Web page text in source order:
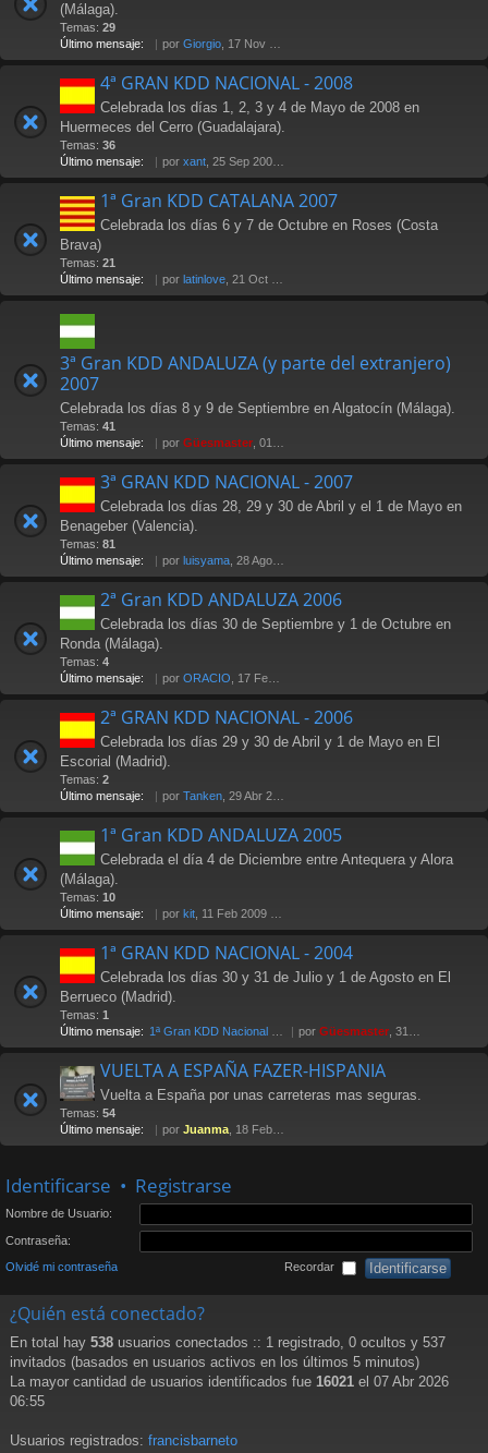
(Málaga).
Temas: 29
Último mensaje:
por Giorgio , 17 Nov 2009 22:01
4ª GRAN KDD NACIONAL - 2008
Celebrada los días 1, 2, 3 y 4 de Mayo de 2008 en
Huermeces del Cerro (Guadalajara).
Temas: 36
Último mensaje:
por xant , 25 Sep 2008 11:02
1ª Gran KDD CATALANA 2007
Celebrada los días 6 y 7 de Octubre en Roses (Costa
Brava)
Temas: 21
Último mensaje:
por latinlove , 21 Oct 2007 20:28
3ª Gran KDD ANDALUZA (y parte del extranjero)
2007
Celebrada los días 8 y 9 de Septiembre en Algatocín (Málaga).
Temas: 41
Último mensaje:
por Güesmaster , 01 Oct 2007 02:36
3ª GRAN KDD NACIONAL - 2007
Celebrada los días 28, 29 y 30 de Abril y el 1 de Mayo en
Benageber (Valencia).
Temas: 81
Último mensaje:
por luisyama , 28 Ago 2009 19:24
2ª Gran KDD ANDALUZA 2006
Celebrada los días 30 de Septiembre y 1 de Octubre en
Ronda (Málaga).
Temas: 4
Último mensaje:
por ORACIO , 17 Feb 2007 23:29
2ª GRAN KDD NACIONAL - 2006
Celebrada los días 29 y 30 de Abril y 1 de Mayo en El
Escorial (Madrid).
Temas: 2
Último mensaje:
por Tanken , 29 Abr 2006 14:25
1ª Gran KDD ANDALUZA 2005
Celebrada el día 4 de Diciembre entre Antequera y Alora
(Málaga).
Temas: 10
Último mensaje:
por kit , 11 Feb 2009 17:08
1ª GRAN KDD NACIONAL - 2004
Celebrada los días 30 y 31 de Julio y 1 de Agosto en El
Berrueco (Madrid).
Temas: 1
Último mensaje: 1ª Gran KDD Nacional 2004 por Güesmaster , 31 Oct 2005 11:37
VUELTA A ESPAÑA FAZER-HISPANIA
Vuelta a España por unas carreteras mas seguras.
Temas: 54
Último mensaje:
por Juanma , 18 Feb 2013 12:27
Identificarse • Registrarse
Nombre de Usuario:
Contraseña:
Olvidé mi contraseña Recordar
¿Quién está conectado?
En total hay 538 usuarios conectados :: 1 registrado, 0 ocultos y 537
invitados (basados en usuarios activos en los últimos 5 minutos)
La mayor cantidad de usuarios identificados fue 16021 el 07 Abr 2026
06:55
Usuarios registrados: francisbarneto